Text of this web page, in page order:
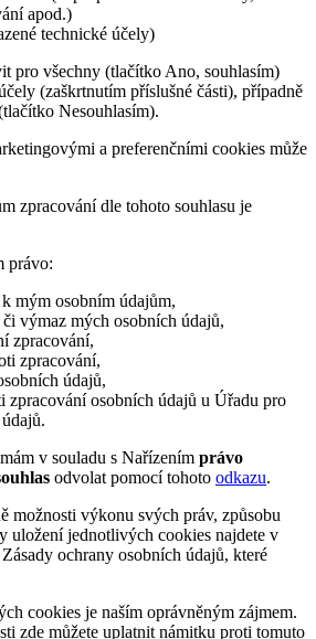
apod.)
technické účely)
pro všechny (tlačítko Ano, souhlasím)
(zaškrtnutím příslušné části), případně
Nesouhlasím).
a preferenčními cookies může
zpracování dle tohoto souhlasu je
právo:
mým osobním údajům,
výmaz mých osobních údajů,
zpracování,
zpracování,
údajů,
zpracování osobních údajů u Úřadu pro
v souladu s Nařízením právo
odvolat pomocí tohoto odkazu.
možnosti výkonu svých práv, způsobu
uložení jednotlivých cookies najdete v
ochrany osobních údajů, které
cookies je naším oprávněným zájmem.
zde můžete uplatnit námitku proti tomuto